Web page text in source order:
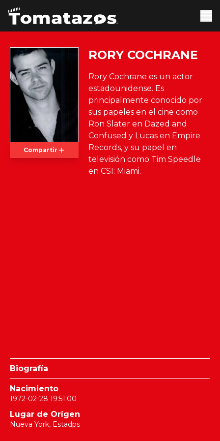
Compartir
RORY COCHRANE
Rory Cochrane es un actor
estadounidense. Es
principalmente conocido por
sus papeles en el cine como
Ron Slater en Dazed and
Confused y Lucas en Empire
Records, y su papel en
televisión como Tim Speedle
en CSI: Miami.
Biografía
Nacimiento
1972-02-28 19:51:00
Lugar de Orígen
Nueva York, Estadps